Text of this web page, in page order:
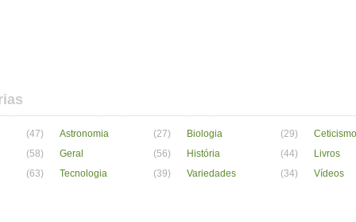
(47) Astronomia (27) Biologia (29) Ceticismo
(58) Geral (56) História (44) Livros
(63) Tecnologia (39) Variedades (34) Vídeos